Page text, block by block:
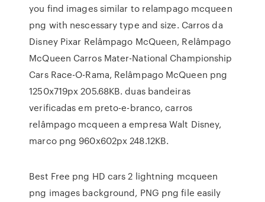
you find images similar to relampago mcqueen
png with nescessary type and size. Carros da
Disney Pixar Relâmpago McQueen, Relâmpago
McQueen Carros Mater-National Championship
Cars Race-O-Rama, Relâmpago McQueen png
1250x719px 205.68KB. duas bandeiras
verificadas em preto-e-branco, carros
relâmpago mcqueen a empresa Walt Disney,
marco png 960x602px 248.12KB.
Best Free png HD cars 2 lightning mcqueen
png images background, PNG png file easily